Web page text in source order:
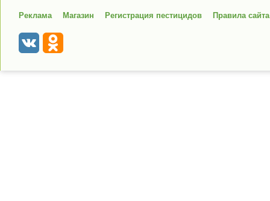
Реклама Магазин Регистрация пестицидов Правила сайта